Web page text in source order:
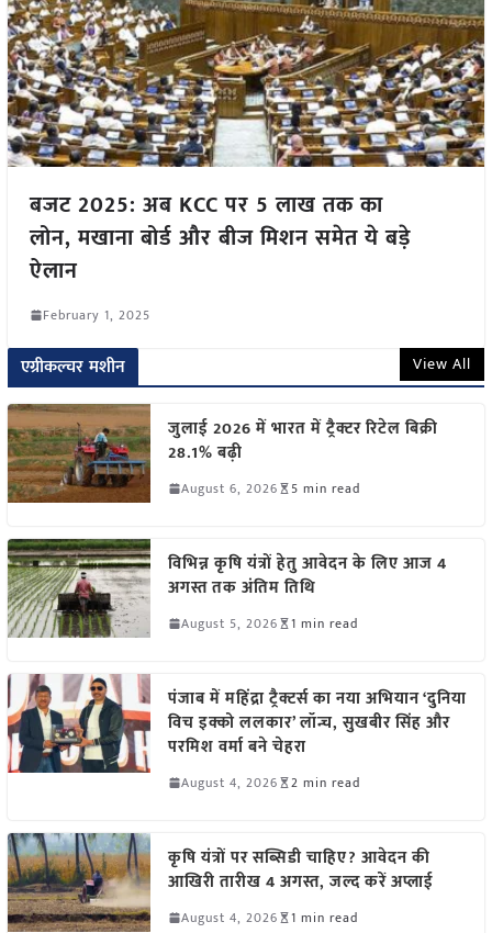
बजट 2025: अब KCC पर 5 लाख तक का
लोन, मखाना बोर्ड और बीज मिशन समेत ये बड़े
ऐलान
February 1, 2025
एग्रीकल्चर मशीन View All
जुलाई 2026 में भारत में ट्रैक्टर रिटेल बिक्री
28.1% बढ़ी
August 6, 2026 5 min read
विभिन्न कृषि यंत्रों हेतु आवेदन के लिए आज 4
अगस्त तक अंतिम तिथि
August 5, 2026 1 min read
पंजाब में महिंद्रा ट्रैक्टर्स का नया अभियान ‘दुनिया
विच इक्को ललकार’ लॉन्च, सुखबीर सिंह और
परमिश वर्मा बने चेहरा
August 4, 2026 2 min read
कृषि यंत्रों पर सब्सिडी चाहिए? आवेदन की
आखिरी तारीख 4 अगस्त, जल्द करें अप्लाई
August 4, 2026 1 min read